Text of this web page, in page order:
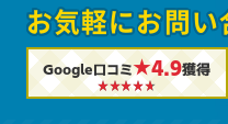
お気軽にお問
Google口コミ★4.9獲得